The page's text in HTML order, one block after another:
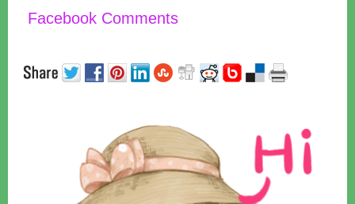
Facebook Comments